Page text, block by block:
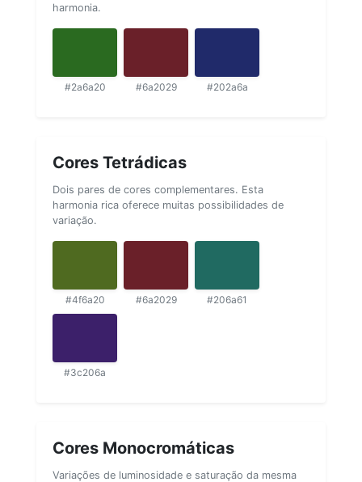
harmonia.
#2a6a20 #6a2029 #202a6a
Cores Tetrádicas
Dois pares de cores complementares. Esta
harmonia rica oferece muitas possibilidades de
variação.
#4f6a20 #6a2029 #206a61
#3c206a
Cores Monocromáticas
Variações de luminosidade e saturação da mesma